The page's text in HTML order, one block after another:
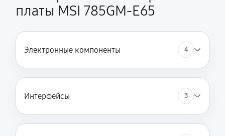
платы MSI 785GM-E65
Электронные компоненты 4
Интерфейсы 3